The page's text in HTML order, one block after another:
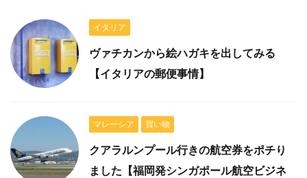
イタリア
ヴァチカンから絵ハガキを出してみる
【イタリアの郵便事情】
マレーシア 買い物
クアラルンプール行きの航空券をポチり
ました【福岡発シンガポール航空ビジネ